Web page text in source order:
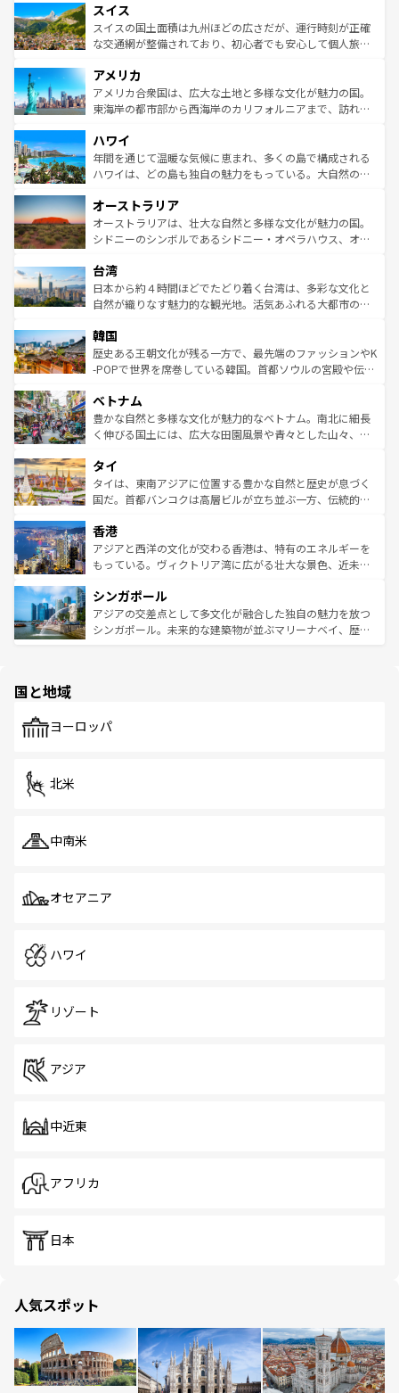
れる地方に足を運ぶとそれぞれで全く異なる文化を体験で
きるだろう。 なお、新着のフランス情報はコンテンツ一覧
を参照してほしい。
は、お酒好きな人にはぜひ体験してほしい。 なお、新着の
ドイツ情報はコンテンツ一覧を参照してほしい。
リアごとに異なる魅力がある。また、優雅なアフタヌーン
ティー、ビール好きにはたまらない英国パブ、サッカー観
戦など、本場だからこそできる体験も豊富。イギリスを旅
ンツ一覧を参照してほしい。
スイス
スイスの国土面積は九州ほどの広さだが、運行時刻が正確
な交通網が整備されており、初心者でも安心して個人旅行
の建物がそのまま残る町や、スイスならではのユニークな
博物館もあり、アルプス観光だけでなく町歩きも満喫する
ことができる。国民の所得が高いため物価も高いが、旅行
ば市内交通費無料で観光を楽しむこともできる。 なお、新
着のスイス情報はコンテンツ一覧 を参照してほしい。
アメリカ
アメリカ合衆国は、広大な土地と多様な文化が魅力の国。
東海岸の都市部から西海岸のカリフォルニアまで、訪れる
のような巨大都市は、観光、ショッピング、エンターテイ
ンメントが詰まった刺激的なスポットだ。一方、アメリカ
西部には大自然が広がり、グランドキャニオンやイエロー
部のニューオーリンズでは、音楽と美食が融合した独特の
文化が魅力。旅行者はアメリカの各地域で異なる魅力を楽
しみながら、その多様性と豊かな歴史を感じることができ
ならではの贅沢な旅のスタイルだ。 なお、新着のアメリカ
情報はコンテンツ一覧を参照してほしい。
ハワイ
年間を通じて温暖な気候に恵まれ、多くの島で構成される
ハワイは、どの島も独自の魅力をもっている。大自然の神
ワイ島は見逃せない。また、定番の観光地といえばオアフ
島だが、静かな自然を求めるならマウイ島やカウアイ島が
おすすめ。エメラルドグリーンに輝く海をはじめ、豊かな
れるおもてなしの心で訪れる人々を迎えてくれるハワイの
人々、おいしいローカルフードやハワイアンミュージッ
ク、伝統的なフラダンスなど、すべてがハワイの魅力を彩
ワイを、存分に味わってほしい。 なお、新着のハワイ情報
はコンテンツ一覧を参照してほしい。
オーストラリア
オーストラリアは、壮大な自然と多様な文化が魅力の国。
シドニーのシンボルであるシドニー・オペラハウス、オー
リアリーフや大陸中央部にそびえるウルル（エアーズロッ
ク）、タスマニアの美しい原生林やケアンズの熱帯雨林な
ど、見どころがたくさん。また、カフェやワイン、オージ
いる。アクティビティも充実しており、サーフィンやダイ
ビング、ハイキングなど、アウトドア好きにはたまらな
い。オーストラリアの多彩な魅力を存分に味わいつくそ
参照してほしい。
台湾
日本から約４時間ほどでたどり着く台湾は、多彩な文化と
自然が織りなす魅力的な観光地。活気あふれる大都市の台
ン）、静ひつな山岳地帯である台湾東部など、都市の喧騒
と山間の静けさが共存しており、訪れる人に新しい発見と
驚きをもたらしてくれる。また、奥深い台湾の食文化も魅
容にもいいと評判のスイーツなど、バラエティ豊かな料理
が味わえる。 なお、新着の台湾情報は コンテンツ一覧を参
照してほしい。
韓国
歴史ある王朝文化が残る一方で、最先端のファッションやK
-POPで世界を席巻している韓国。首都ソウルの宮殿や伝統
き、地方に足を延ばせば四季折々の自然美を楽しむことが
できる。そして、キムチや焼肉、絶品のストリートフード
まで、さまざまな韓国料理が待っている。夜には、韓国な
リティに包まれながら、韓国の多彩な魅力を心ゆくまで味
わってみてほしい。 なお、新着の韓国情報はコンテンツ一
覧を参照してほしい。
ベトナム
豊かな自然と多様な文化が魅力的なベトナム。南北に細長
く伸びる国土には、広大な田園風景や青々とした山々、世
急速な発展と共に伝統が息づく。ハノイの古い町並みやホ
ーチミン市のフランス統治時代の建物も、独特の雰囲気を
醸し出している。また、バラエティの豊かさとおいしさで
とつ。フォーやバインミー、ベトナムコーヒーなどは、ぜ
ひ現地で味わいたい。どの地域を訪れてもあたたかい人々
が旅行者を迎えてくれるので、きっと忘れられない旅にな
参照してほしい。
タイ
タイは、東南アジアに位置する豊かな自然と歴史が息づく
国だ。首都バンコクは高層ビルが立ち並ぶ一方、伝統的な
の活気が交差している。北部ではチェンマイなどの山岳地
帯で自然と触れ合い、南部ではプーケットやクラビの美し
いビーチでリゾート気分を楽しむことができる。タイ料理
激する。気候は一年中温暖で、どの季節にも異なる楽しみ
が待っている。親しみやすいタイの人々、仏教を中心とし
た文化、そして多様な観光資源が、訪れる旅人を魅了し続
香港
アジアと西洋の文化が交わる香港は、特有のエネルギーを
もっている。ヴィクトリア湾に広がる壮大な景色、近未来
み、どこを訪れても感動するはず。観光スポットが密集し
ており、効率よく見どころを回れるのも魅力。息をのむよ
うな絶景から文化的な体験まで、香港を存分に楽しみ尽く
シンガポール
アジアの交差点として多文化が融合した独自の魅力を放つ
シンガポール。未来的な建築物が並ぶマリーナベイ、歴史
で、ホーカーズは地元の風情を楽しめる外せないスポット
国と地域
ヨーロッパ
北米
中南米
オセアニア
ハワイ
リゾート
アジア
中近東
アフリカ
日本
人気スポット